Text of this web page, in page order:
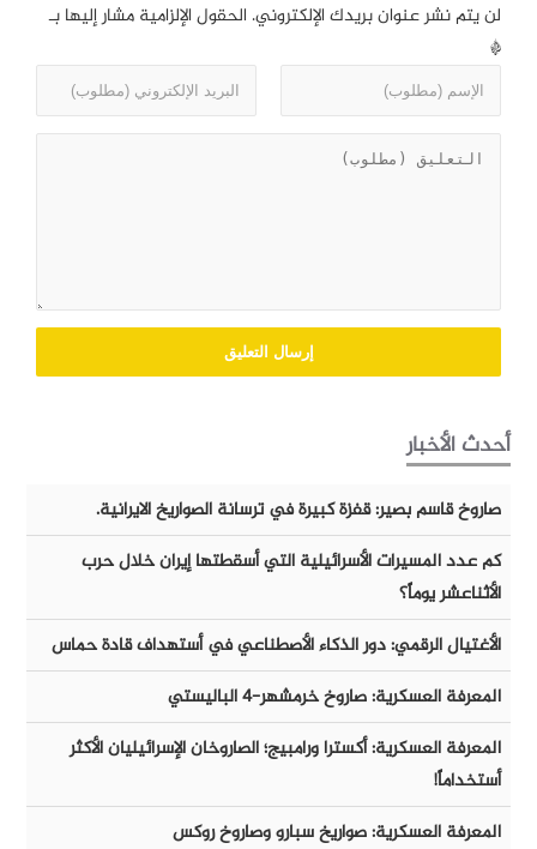
لن يتم نشر عنوان بريدك الإلكتروني. الحقول الإلزامية مشار إليها بـ
*
أحدث الأخبار
صاروخ قاسم بصير: قفزة كبيرة في ترسانة الصواريخ الايرانية.
كم عدد المسيرات الأسرائيلية التي أسقطتها إيران خلال حرب
الأثناعشر يوماً؟
الأغتيال الرقمي: دور الذكاء الأصطناعي في أستهداف قادة حماس
المعرفة العسكرية: صاروخ خرمشهر-٤ الباليستي
المعرفة العسكرية: أكسترا ورامبيج؛ الصاروخان الإسرائيليان الأكثر
أستخداماً!
المعرفة العسكرية: صواريخ سبارو وصاروخ روكس